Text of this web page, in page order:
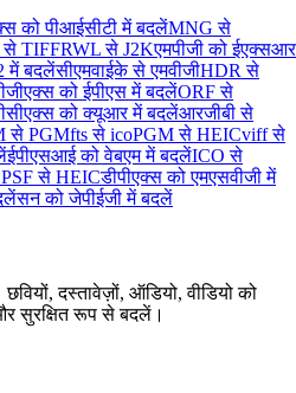
को पीआईसीटी में बदलेंMNG से
से TIFFRWL से J2Kएमपीजी को ईएक्सआर
में बदलेंसीएमवाईके से एमवीजीHDR से
को ईपीएस में बदलेंORF से
को क्यूआर में बदलेंआरजीबी से
से PGMfts से icoPGM से HEICviff से
ईपीएसआई को वेबएम में बदलेंICO से
से HEICडीपीएक्स को एमएसवीजी में
सन को जेपीईजी में बदलें
दस्तावेज़ों, ऑडियो, वीडियो को
सुरक्षित रूप से बदलें।